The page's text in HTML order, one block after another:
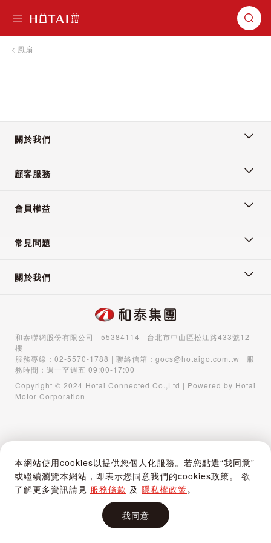
本網站使用cookies以提供您個人化服務。若您點選“我同意”
或繼續瀏覽本網站，即表示您同意我們的cookies政策。 欲
了解更多資訊請見 服務條款 及 隱私權政策。
我同意
購物車
風扇
關於我們
顧客服務
會員權益
常見問題
關於我們
和泰聯網股份有限公司 | 55384114 | 台北市中山區松江路433號12
樓
服務專線： 02-5570-1788 | 聯絡信箱： gocs@hotaigo.com.tw | 服
務時間：週一至週五 09:00-17:00
Copyright © 2024 Hotai Connected Co.,Ltd | Powered by Hotai
Motor Corporation